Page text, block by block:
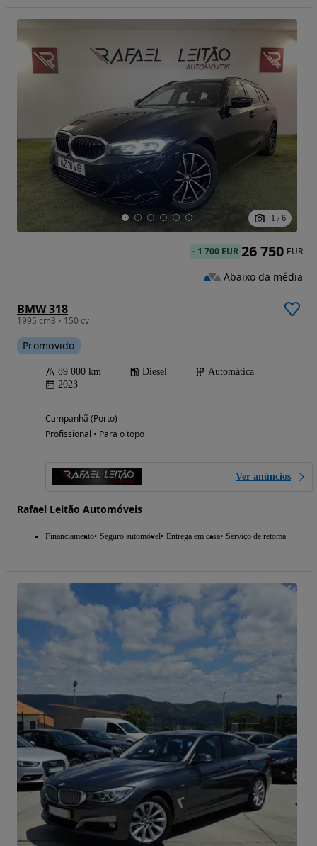
1 / 6
BMW 318
1995 cm3 • 150 cv
Promovido
89 000 km Diesel
Automática
2023
Campanhã (Porto)
Profissional • Para o topo
Ver anúncios
Rafael Leitão Automóveis
Financiamento Seguro automóvel Entrega em casa Serviço de retoma
- 1 700 EUR 26 750 EUR
Abaixo da média